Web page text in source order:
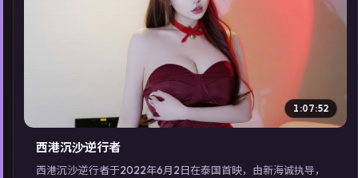
▶
1:07:52
西港沉沙·逆行者
西港沉沙·逆行者于2022年6月2日在泰国首映，由新海诚执导，